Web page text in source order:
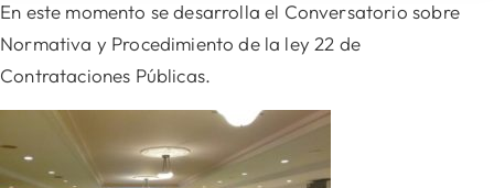
Nosotros
Directorio de Autoridades
En este momento se desarrolla el Conversatorio sobre
Normativa y Procedimiento de la ley 22 de
Contrataciones Públicas.